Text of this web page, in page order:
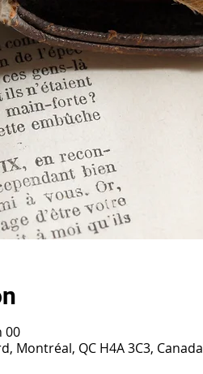
00
Montréal, QC H4A 3C3, Canada